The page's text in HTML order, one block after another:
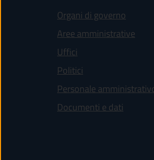
Organi di governo
Aree amministrative
Uffici
Politici
Personale
Documenti e dati